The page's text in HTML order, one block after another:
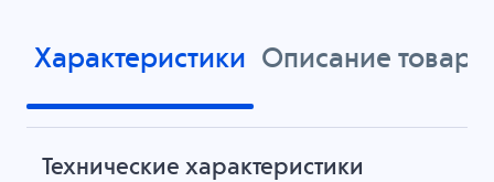
Характеристики Описание товара
Технические характеристики